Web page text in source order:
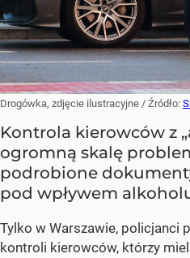
Drogówka, zdjęcie ilustracyjne / Źródło:
Kontrola kierowców z
ogromną skalę
podrobione
pod wpływem
Tylko w Warszawie, policjanci
kontroli kierowców, którzy